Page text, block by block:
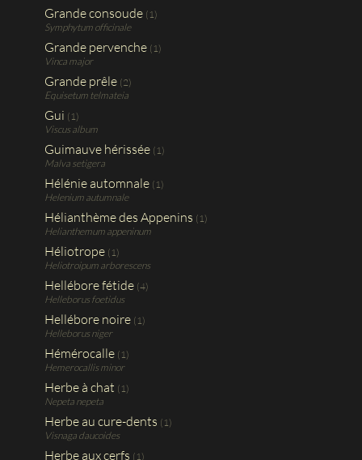
Grande consoude (1)
Symphytum officinale
Grande pervenche (1)
Vinca major
Grande prêle (2)
Equisetum telmateia
Gui (1)
Viscus album
Guimauve hérissée (1)
Malva setigera
Hélénie automnale (1)
Helenium autumnale
Hélianthème des Appenins (1)
Helianthemum appeninum
Héliotrope (1)
Heliotroipum arborescens
Hellébore fétide (4)
Helleborus foetidus
Hellébore noire (1)
Helleborus niger
Hémérocalle (1)
Hemerocallis minor
Herbe à chat (1)
Nepeta nepeta
Herbe au cure-dents (1)
Visnaga daucoides
Herbe aux cerfs (1)